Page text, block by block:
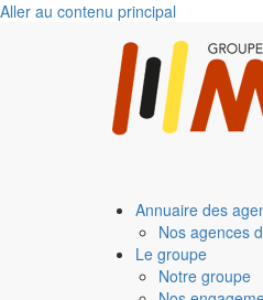
Aller au contenu principal
Annuaire des
Nos agences
Le groupe
Notre groupe